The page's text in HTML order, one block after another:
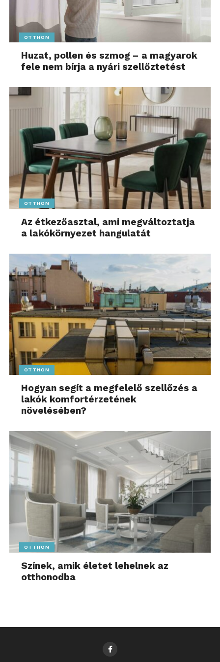
OTTHON
Huzat, pollen és szmog – a magyarok
fele nem bírja a nyári szellőztetést
OTTHON
Az étkezőasztal, ami megváltoztatja
a lakókörnyezet hangulatát
OTTHON
Hogyan segít a megfelelő szellőzés a
lakók komfortérzetének
növelésében?
OTTHON
Színek, amik életet lehelnek az
otthonodba